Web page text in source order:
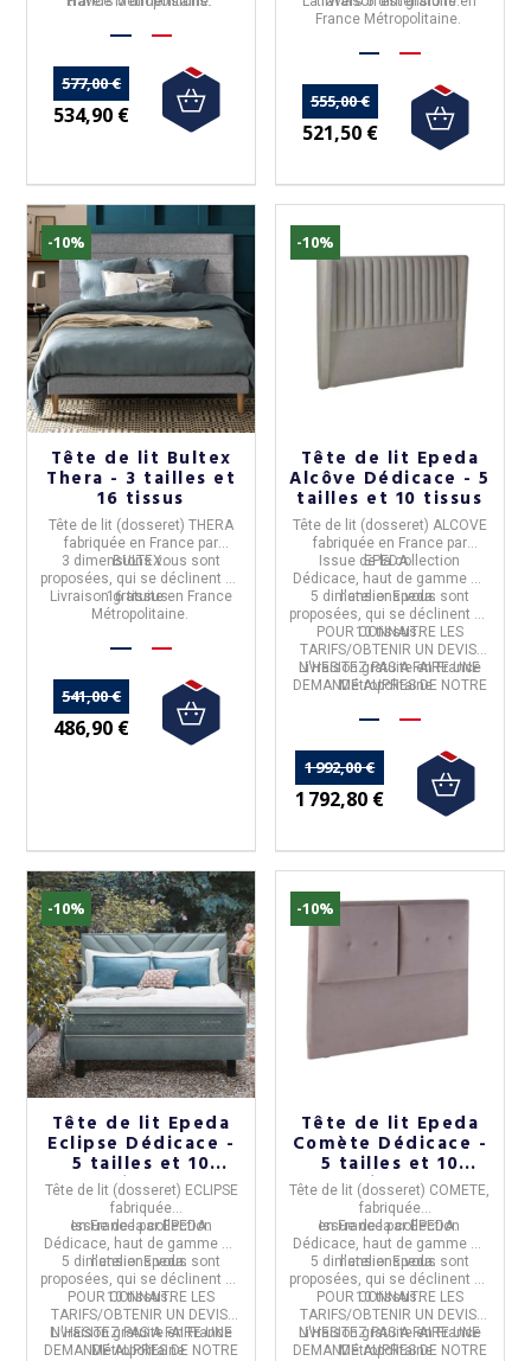
577,00 €
534,90 €
France Métropolitaine.
555,00 €
521,50 €
-10%
Tête de lit Bultex
Thera - 3 tailles et
16 tissus
Tête de lit (dosseret) THERA
fabriquée en France par
BULTEX.
3 dimensions vous sont
proposées, qui se déclinent en
16 tissus.
Livraison gratuite en France
Métropolitaine.
541,00 €
486,90 €
-10%
Tête de lit Epeda
Alcôve Dédicace - 5
tailles et 10 tissus
Tête de lit (dosseret) ALCOVE
fabriquée en France par
EPEDA.
Issue de lacollection
Dédicace, haut de gamme de
l'atelier Epeda.
5 dimensions vous sont
proposées, qui se déclinent en
10 tissus.
POUR CONNAITRE LES
TARIFS/OBTENIR UN DEVIS,
N'HESITEZ PAS A FAIRE UNE
DEMANDE AUPRES DE NOTRE
Livraison gratuite en France
Métropolitaine.
1 992,00 €
1 792,80 €
-10%
Tête de lit Epeda
Eclipse Dédicace -
5 tailles et 10
tissus
Tête de lit (dosseret) ECLIPSE
fabriquée
enFranceparEPEDA.
Issue de lacollection
Dédicace, haut de gamme de
l'atelier Epeda.
5 dimensions vous sont
proposées, qui se déclinent en
10 tissus.
POUR CONNAITRE LES
TARIFS/OBTENIR UN DEVIS,
N'HESITEZ PAS A FAIRE UNE
DEMANDE AUPRES DE NOTRE
Livraison gratuite en France
Métropolitaine.
-10%
Tête de lit Epeda
Comète Dédicace -
5 tailles et 10
tissus
Tête de lit (dosseret) COMETE,
fabriquée
enFranceparEPEDA.
Issue de lacollection
Dédicace, haut de gamme de
l'atelier Epeda.
5 dimensions vous sont
proposées, qui se déclinent en
10 tissus.
POUR CONNAITRE LES
TARIFS/OBTENIR UN DEVIS,
N'HESITEZ PAS A FAIRE UNE
DEMANDE AUPRES DE NOTRE
Livraison gratuite en France
Métropolitaine.